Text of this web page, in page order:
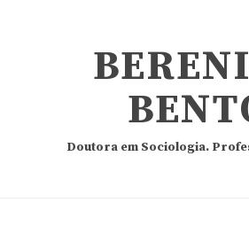
Doutora em Sociologia.